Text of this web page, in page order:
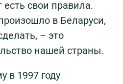
есть свои правила.
в Беларуси,
– это
нашей страны.
в 1997 году